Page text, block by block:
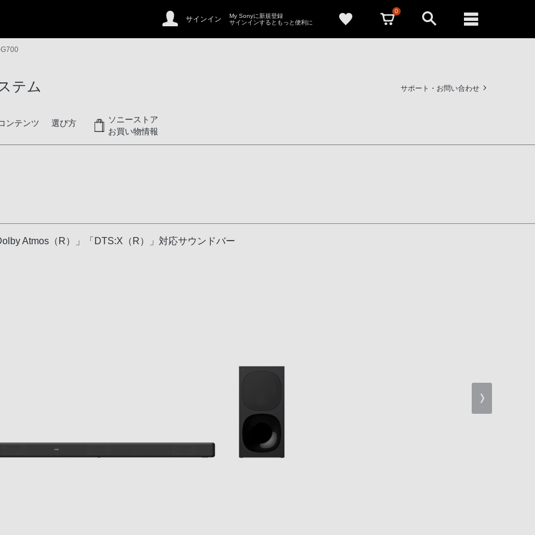
サインイン
My Sonyに新規登録
サインインするともっと便利に
0
G700
テム サポート・お問い合わせ
ンテンツ 選び方
ソニーストア
お買い物情報
Atmos（R）」「DTS:X（R）」対応サウンドバー